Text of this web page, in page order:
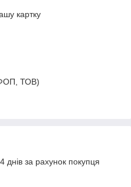
картку
ТОВ)
за рахунок покупця